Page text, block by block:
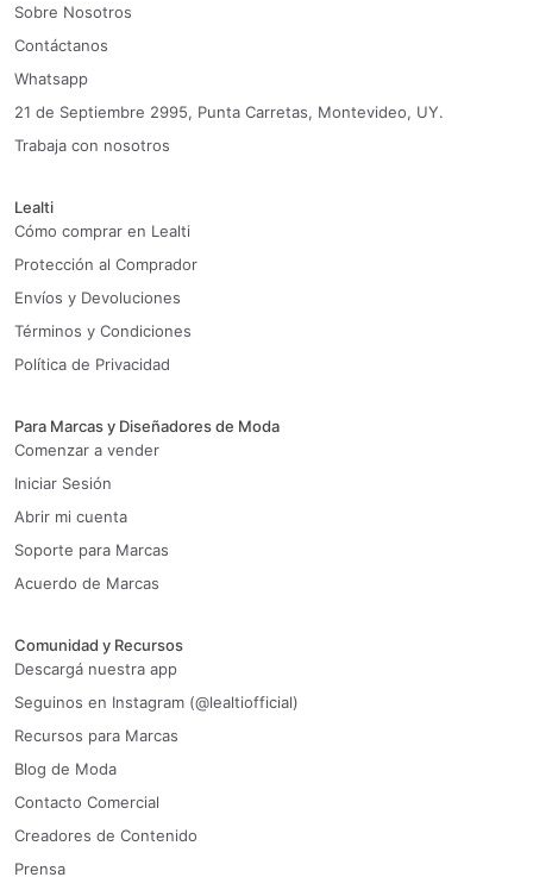
Sobre Nosotros
Contáctanos
Whatsapp
21 de Septiembre 2995, Punta Carretas, Montevideo, UY.
Trabaja con nosotros
Lealti
Cómo comprar en Lealti
Protección al Comprador
Envíos y Devoluciones
Términos y Condiciones
Política de Privacidad
Para Marcas y Diseñadores de Moda
Comenzar a vender
Iniciar Sesión
Abrir mi cuenta
Soporte para Marcas
Acuerdo de Marcas
Comunidad y Recursos
Descargá nuestra app
Seguinos en Instagram (@lealtiofficial)
Recursos para Marcas
Blog de Moda
Contacto Comercial
Creadores de Contenido
Prensa